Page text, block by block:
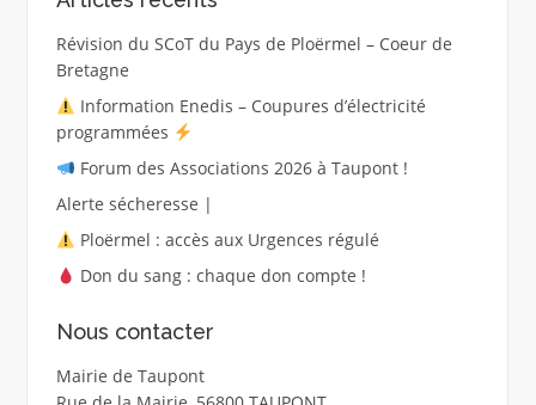
Révision du SCoT du Pays de Ploërmel – Coeur de
Bretagne
Information Enedis – Coupures d’électricité
programmées
Forum des Associations 2026 à Taupont !
Alerte sécheresse |
Ploërmel : accès aux Urgences régulé
Don du sang : chaque don compte !
Nous contacter
Mairie de Taupont